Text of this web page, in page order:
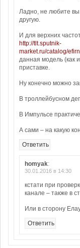
Ладно, не любите вы
другую.
И для верхних
http://tlt.sputnik-
market.ru/catalog/
данная модель (как
приставке.
Ну конечно можно
В троллейбусном
В Импульсе
А сами – на какую
Ответить
homyak:
30.01.2016 в 14:30
кстати при
канале – также в
Или в сторону
Ответить